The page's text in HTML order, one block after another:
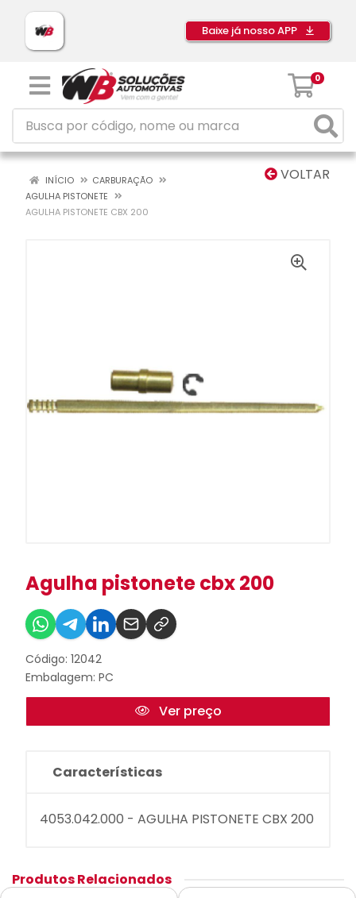
Baixe já nosso APP
0
VOLTAR
INÍCIO
CARBURAÇÃO
AGULHA PISTONETE
AGULHA PISTONETE CBX 200
Agulha pistonete cbx 200
Código: 12042
Embalagem: PC
Ver preço
Características
4053.042.000 - AGULHA PISTONETE CBX 200
Produtos Relacionados